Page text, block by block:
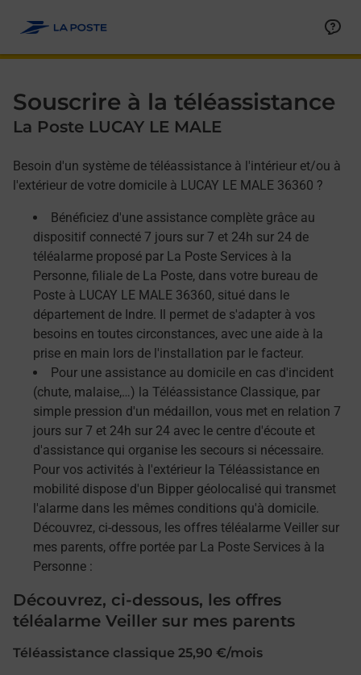
Souscrire à la téléassistance
La Poste LUCAY LE MALE
Besoin d'un système de téléassistance à l'intérieur et/ou à
l'extérieur de votre domicile à LUCAY LE MALE 36360 ?
Bénéficiez d'une assistance complète grâce au
dispositif connecté 7 jours sur 7 et 24h sur 24 de
téléalarme proposé par La Poste Services à la
Personne, filiale de La Poste, dans votre bureau de
Poste à LUCAY LE MALE 36360, situé dans le
département de Indre. Il permet de s'adapter à vos
besoins en toutes circonstances, avec une aide à la
prise en main lors de l'installation par le facteur.
Pour une assistance au domicile en cas d'incident
(chute, malaise,…) la Téléassistance Classique, par
simple pression d'un médaillon, vous met en relation 7
jours sur 7 et 24h sur 24 avec le centre d'écoute et
d'assistance qui organise les secours si nécessaire.
Pour vos activités à l'extérieur la Téléassistance en
mobilité dispose d'un Bipper géolocalisé qui transmet
l'alarme dans les mêmes conditions qu'à domicile.
Découvrez, ci-dessous, les offres téléalarme Veiller sur
mes parents, offre portée par La Poste Services à la
Personne :
Découvrez, ci-dessous, les offres
téléalarme Veiller sur mes parents
Téléassistance classique 25,90 €/mois